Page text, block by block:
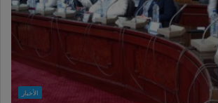
الأخبار